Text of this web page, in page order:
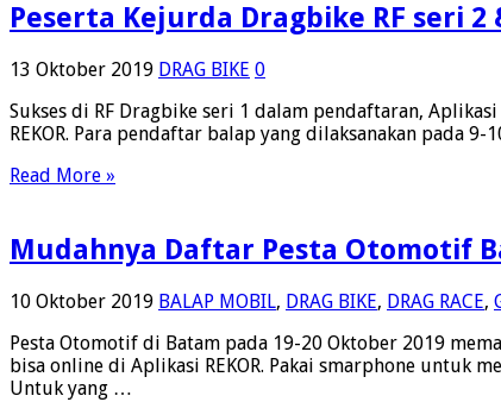
Peserta Kejurda Dragbike RF seri
13 Oktober 2019 DRAG BIKE 0
Sukses di RF Dragbike seri 1 dalam pendaftaran,
REKOR. Para pendaftar balap yang dilaksanakan pada
Read More »
Mudahnya Daftar Pesta Otomotif
10 Oktober 2019 BALAP MOBIL, DRAG BIKE, DRAG RACE,
Pesta Otomotif di Batam pada 19-20 Oktober 2019
bisa online di Aplikasi REKOR. Pakai smarphone untuk
Untuk yang …